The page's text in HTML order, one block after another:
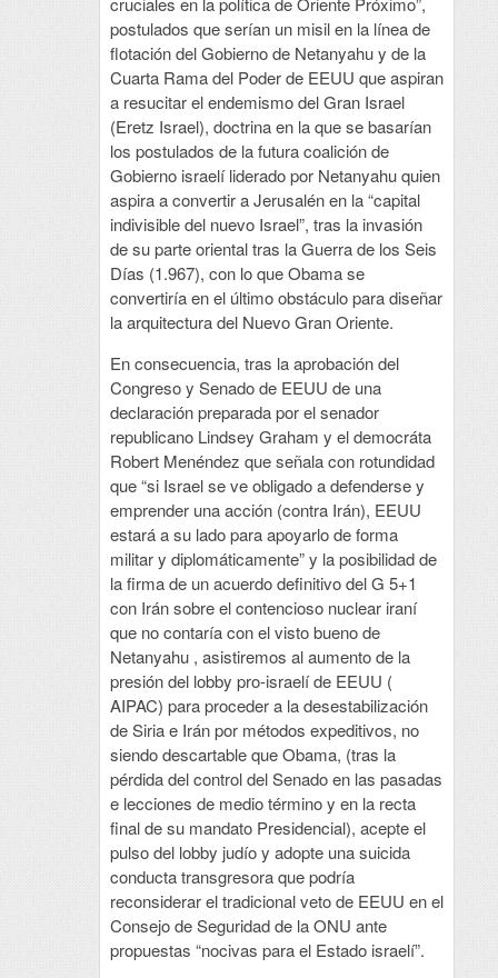
postulados que serían un misil en la línea de
flotación del Gobierno de Netanyahu y de la
Cuarta Rama del Poder de EEUU que aspiran
a resucitar el endemismo del Gran Israel
(Eretz Israel), doctrina en la que se basarían
los postulados de la futura coalición de
Gobierno israelí liderado por Netanyahu quien
aspira a convertir a Jerusalén en la “capital
indivisible del nuevo Israel”, tras la invasión
de su parte oriental tras la Guerra de los Seis
Días (1.967), con lo que Obama se
convertiría en el último obstáculo para diseñar
la arquitectura del Nuevo Gran Oriente.
En consecuencia, tras la aprobación del
Congreso y Senado de EEUU de una
declaración preparada por el senador
republicano Lindsey Graham y el democráta
Robert Menéndez que señala con rotundidad
que “si Israel se ve obligado a defenderse y
emprender una acción (contra Irán), EEUU
estará a su lado para apoyarlo de forma
militar y diplomáticamente” y la posibilidad de
la firma de un acuerdo definitivo del G 5+1
con Irán sobre el contencioso nuclear iraní
que no contaría con el visto bueno de
Netanyahu , asistiremos al aumento de la
presión del lobby pro-israelí de EEUU (
AIPAC) para proceder a la desestabilización
de Siria e Irán por métodos expeditivos, no
siendo descartable que Obama, (tras la
pérdida del control del Senado en las pasadas
e lecciones de medio término y en la recta
final de su mandato Presidencial), acepte el
pulso del lobby judío y adopte una suicida
conducta transgresora que podría
reconsiderar el tradicional veto de EEUU en el
Consejo de Seguridad de la ONU ante
propuestas “nocivas para el Estado israelí”.